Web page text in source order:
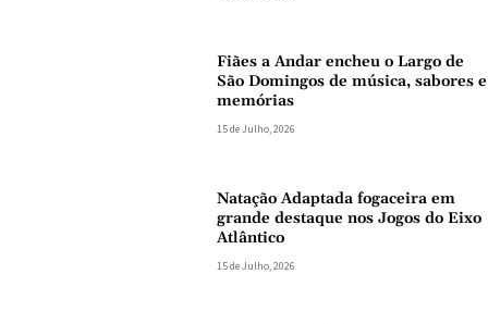
Fiães a Andar encheu o Largo de
São Domingos de música, sabores e
memórias
15 de Julho, 2026
Natação Adaptada fogaceira em
grande destaque nos Jogos do Eixo
Atlântico
15 de Julho, 2026